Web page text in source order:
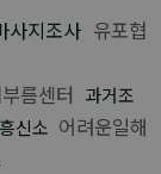
사지조사 유포협
름센터 과거조
신소 어려운일해